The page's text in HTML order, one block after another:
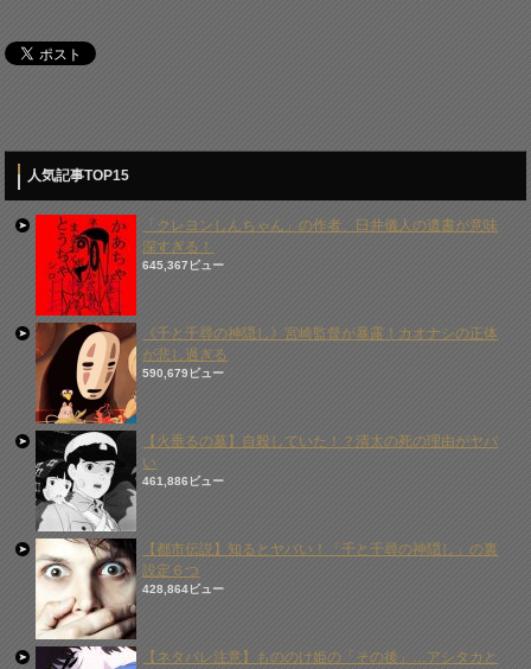
人気記事TOP15
「クレヨンしんちゃん」の作者、臼井儀人の遺書が意味
深すぎる！
645,367ビュー
《千と千尋の神隠し》宮崎監督が暴露！カオナシの正体
が悲し過ぎる
590,679ビュー
【火垂るの墓】自殺していた！？清太の死の理由がヤバ
い
461,886ビュー
【都市伝説】知るとヤバい！「千と千尋の神隠し」の裏
設定６つ
428,864ビュー
【ネタバレ注意】もののけ姫の「その後」…アシタカと